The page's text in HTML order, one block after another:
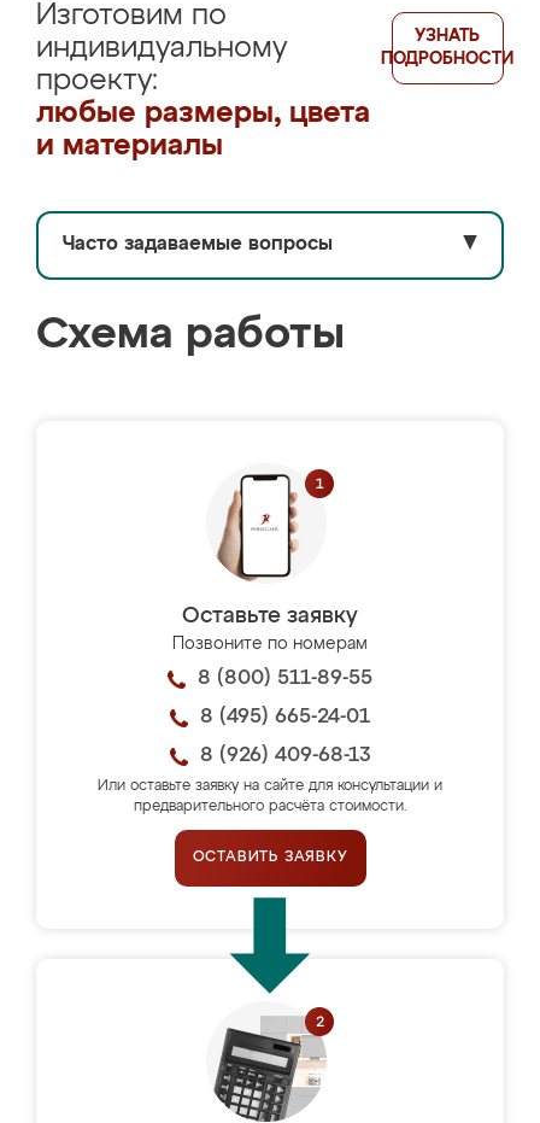
Изготовим по
индивидуальному
проекту:
любые размеры, цвета
и материалы
УЗНАТЬ
ПОДРОБНОСТИ
Часто задаваемые вопросы ▼
Схема работы
Оставьте заявку
Позвоните по номерам
8 (800) 511-89-55
8 (495) 665-24-01
8 (926) 409-68-13
Или оставьте заявку на сайте для консультации и
предварительного расчёта стоимости.
ОСТАВИТЬ ЗАЯВКУ